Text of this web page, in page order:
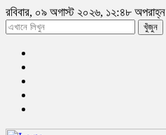
রবিবার, ০৯ অগাস্ট ২০২৬, ১২:৪৮ অপরাহ্ন
খুঁজুন